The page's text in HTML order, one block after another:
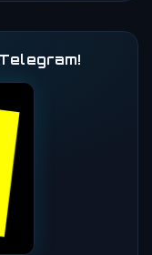
Telegram!